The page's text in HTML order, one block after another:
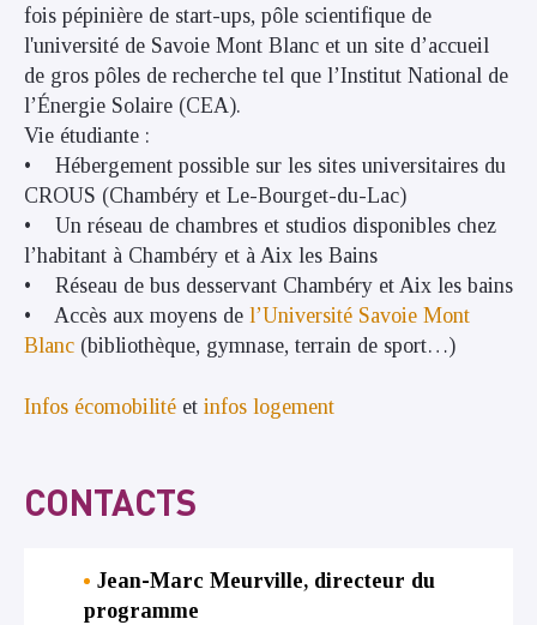
fois pépinière de start-ups, pôle scientifique de
l'université de Savoie Mont Blanc et un site d’accueil
de gros pôles de recherche tel que l’Institut National de
l’Énergie Solaire (CEA).
Vie étudiante :
• Hébergement possible sur les sites universitaires du
CROUS (Chambéry et Le-Bourget-du-Lac)
• Un réseau de chambres et studios disponibles chez
l’habitant à Chambéry et à Aix les Bains
• Réseau de bus desservant Chambéry et Aix les bains
• Accès aux moyens de l’Université Savoie Mont
Blanc (bibliothèque, gymnase, terrain de sport…)
Infos écomobilité et infos logement
CONTACTS
Jean-Marc Meurville, directeur du
programme